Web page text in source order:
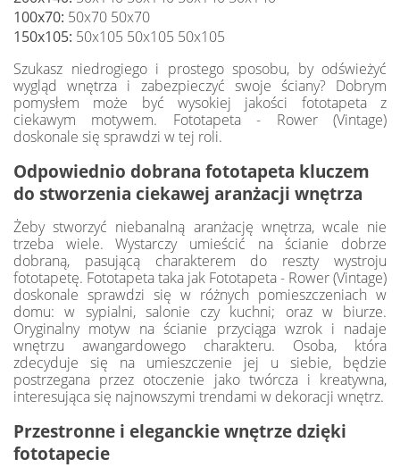
100x70: 50x70 50x70
150x105: 50x105 50x105 50x105
Szukasz niedrogiego i prostego sposobu, by odświeżyć
wygląd wnętrza i zabezpieczyć swoje ściany? Dobrym
pomysłem może być wysokiej jakości fototapeta z
ciekawym motywem. Fototapeta - Rower (Vintage)
doskonale się sprawdzi w tej roli.
Odpowiednio dobrana fototapeta kluczem
do stworzenia ciekawej aranżacji wnętrza
Żeby stworzyć niebanalną aranżację wnętrza, wcale nie
trzeba wiele. Wystarczy umieścić na ścianie dobrze
dobraną, pasującą charakterem do reszty wystroju
fototapetę. Fototapeta taka jak Fototapeta - Rower (Vintage)
doskonale sprawdzi się w różnych pomieszczeniach w
domu: w sypialni, salonie czy kuchni; oraz w biurze.
Oryginalny motyw na ścianie przyciąga wzrok i nadaje
wnętrzu awangardowego charakteru. Osoba, która
zdecyduje się na umieszczenie jej u siebie, będzie
postrzegana przez otoczenie jako twórcza i kreatywna,
interesująca się najnowszymi trendami w dekoracji wnętrz.
Przestronne i eleganckie wnętrze dzięki
fototapecie